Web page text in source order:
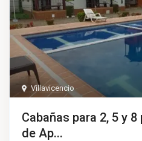
Villavicencio
Cabañas para 2, 5 y
de Ap...